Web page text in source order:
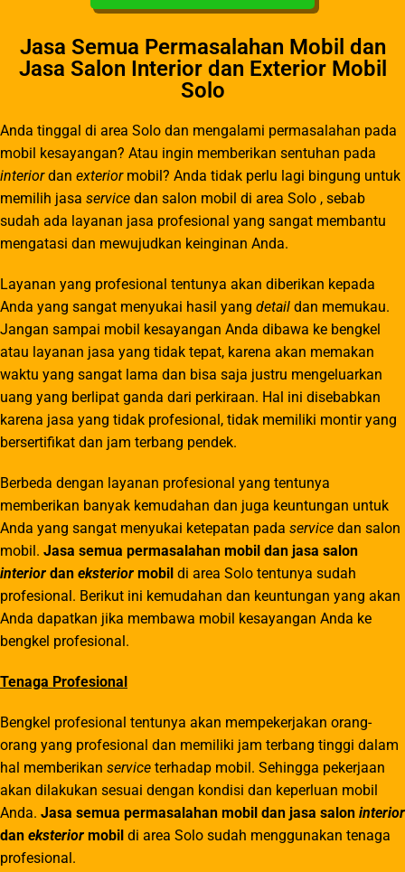
Jasa Semua Permasalahan Mobil dan
Jasa Salon Interior dan Exterior Mobil
Solo
Anda tinggal di area Solo dan mengalami permasalahan pada
mobil kesayangan? Atau ingin memberikan sentuhan pada
interiordan exterior mobil? Anda tidak perlu lagi bingung untuk
memilih jasa service dan salon mobil di area Solo , sebab
sudah ada layanan jasa profesional yang sangat membantu
mengatasi dan mewujudkan keinginan Anda.
Layanan yang profesional tentunya akan diberikan kepada
Anda yang sangat menyukai hasil yang detail dan memukau.
Jangan sampai mobil kesayangan Anda dibawa ke bengkel
atau layanan jasa yang tidak tepat, karena akan memakan
waktu yang sangat lama dan bisa saja justru mengeluarkan
uang yang berlipat ganda dari perkiraan. Hal ini disebabkan
karena jasa yang tidak profesional, tidak memiliki montir yang
bersertifikat dan jam terbang pendek.
Berbeda dengan layanan profesional yang tentunya
memberikan banyak kemudahan dan juga keuntungan untuk
Anda yang sangat menyukai ketepatan pada service dan salon
mobil. Jasa semua permasalahan mobil dan jasa salon
interior dan eksterior mobil di area Solo tentunya sudah
profesional. Berikut ini kemudahan dan keuntungan yang akan
Anda dapatkan jika membawa mobil kesayangan Anda ke
bengkel profesional.
Tenaga Profesional
Bengkel profesional tentunya akan mempekerjakan orang-
orang yang profesional dan memiliki jam terbang tinggi dalam
hal memberikan service terhadap mobil. Sehingga pekerjaan
akan dilakukan sesuai dengan kondisi dan keperluan mobil
Anda. Jasa semua permasalahan mobil dan jasa salon interior
dan eksterior mobil di area Solo sudah menggunakan tenaga
profesional.